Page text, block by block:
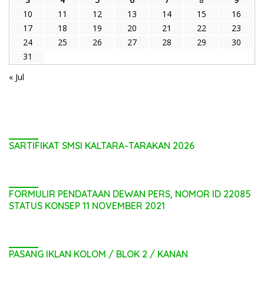
10
11 12 13 14 15
16
17
18 19 20 21 22
23
24
25 26 27 28 29
30
31
« Jul
SARTIFIKAT SMSI KALTARA-TARAKAN 2026
FORMULIR PENDATAAN DEWAN PERS, NOMOR ID 22085
STATUS KONSEP 11 NOVEMBER 2021
PASANG IKLAN KOLOM / BLOK 2 / KANAN